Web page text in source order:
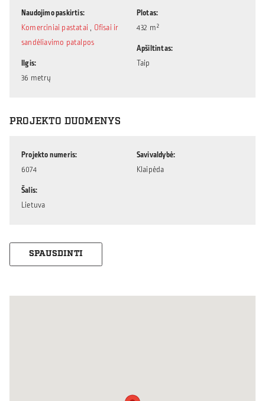
Naudojimo paskirtis
Komerciniai pastatai , Ofisai ir
sandėliavimo patalpos
Ilgis
36 metrų
Plotas
432 m²
Apšiltintas
Taip
PROJEKTO DUOMENYS
Projekto numeris
6074
Šalis
Lietuva
Savivaldybė
Klaipėda
SPAUSDINTI